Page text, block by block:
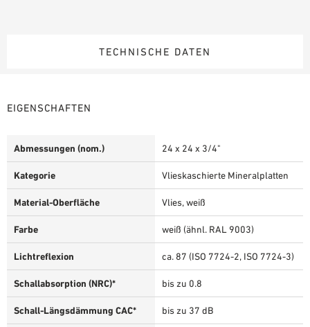
TECHNISCHE DATEN
EIGENSCHAFTEN
Abmessungen (nom.) 24 x 24 x 3/4"
Kategorie Vlieskaschierte Mineralplatten
Material-Oberfläche Vlies, weiß
Farbe weiß (ähnl. RAL 9003)
Lichtreflexion ca. 87 (ISO 7724-2, ISO 7724-3)
Schallabsorption (NRC)* bis zu 0.8
Schall-Längsdämmung CAC* bis zu 37 dB